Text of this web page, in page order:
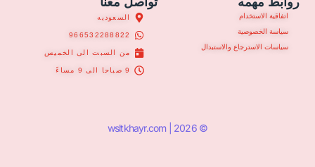
اتفاقية الاستخدام
سياسة الخصوصية
سياسات الاسترجاع والاستبدال
السعوديه
966532288822
من السبت الى الخميس
9 صباحا الى 9 مساءً
© 2026 | wsltkhayr.com